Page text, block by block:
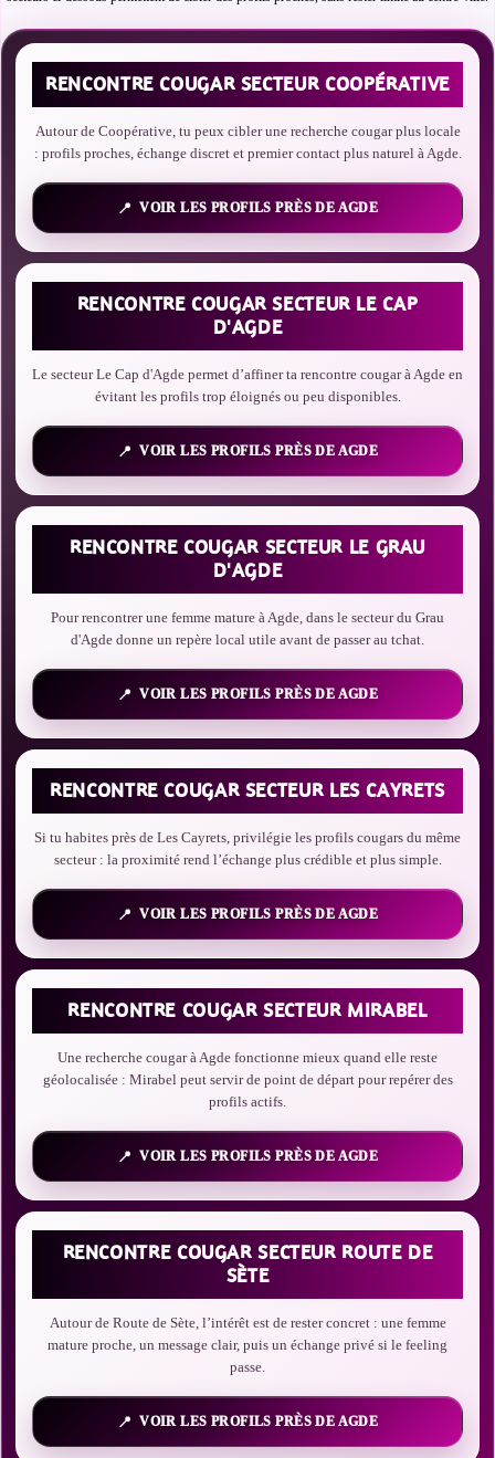
RENCONTRE COUGAR SECTEUR COOPÉRATIVE
Autour de Coopérative, tu peux cibler une recherche cougar plus locale
: profils proches, échange discret et premier contact plus naturel à Agde.
VOIR LES PROFILS PRÈS DE AGDE
RENCONTRE COUGAR SECTEUR LE CAP
D'AGDE
Le secteur Le Cap d'Agde permet d’affiner ta rencontre cougar à Agde en
évitant les profils trop éloignés ou peu disponibles.
VOIR LES PROFILS PRÈS DE AGDE
RENCONTRE COUGAR SECTEUR LE GRAU
D'AGDE
Pour rencontrer une femme mature à Agde, dans le secteur du Grau
d'Agde donne un repère local utile avant de passer au tchat.
VOIR LES PROFILS PRÈS DE AGDE
RENCONTRE COUGAR SECTEUR LES CAYRETS
Si tu habites près de Les Cayrets, privilégie les profils cougars du même
secteur : la proximité rend l’échange plus crédible et plus simple.
VOIR LES PROFILS PRÈS DE AGDE
RENCONTRE COUGAR SECTEUR MIRABEL
Une recherche cougar à Agde fonctionne mieux quand elle reste
géolocalisée : Mirabel peut servir de point de départ pour repérer des
profils actifs.
VOIR LES PROFILS PRÈS DE AGDE
RENCONTRE COUGAR SECTEUR ROUTE DE
SÈTE
Autour de Route de Sète, l’intérêt est de rester concret : une femme
mature proche, un message clair, puis un échange privé si le feeling
passe.
VOIR LES PROFILS PRÈS DE AGDE